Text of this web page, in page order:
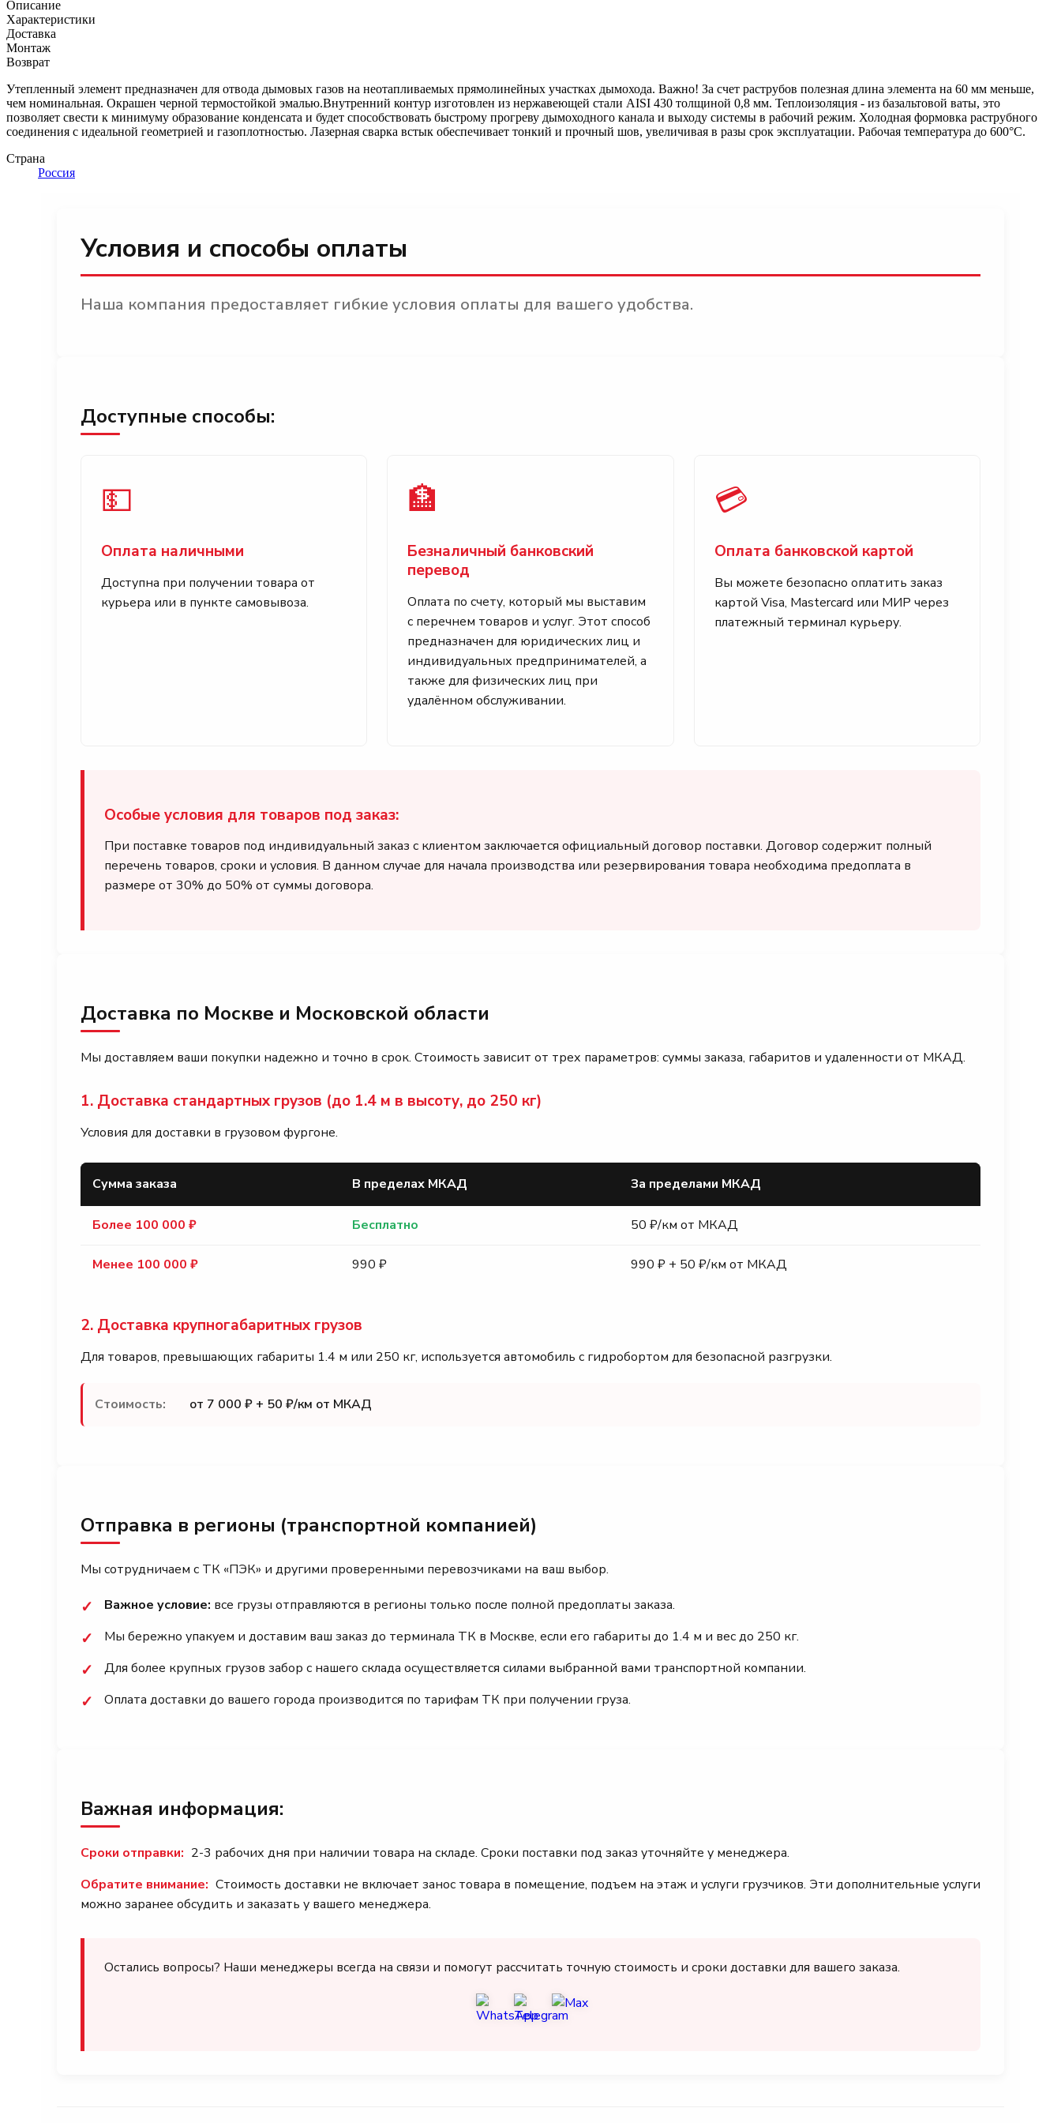
Описание
Характеристики
Доставка
Монтаж
Возврат
Утепленный элемент предназначен для отвода дымовых газов на неотапливаемых прямолинейных участках дымохода. Важно! За счет раструбов полезная длина элемента на 60 мм меньше,
чем номинальная. Окрашен черной термостойкой эмалью.Внутренний контур изготовлен из нержавеющей стали AISI 430 толщиной 0,8 мм. Теплоизоляция - из базальтовой ваты, это
позволяет свести к минимуму образование конденсата и будет способствовать быстрому прогреву дымоходного канала и выходу системы в рабочий режим. Холодная формовка раструбного
соединения с идеальной геометрией и газоплотностью. Лазерная сварка встык обеспечивает тонкий и прочный шов, увеличивая в разы срок эксплуатации. Рабочая температура до 600°С.
Страна
Россия
Условия и способы оплаты
Наша компания предоставляет гибкие условия оплаты для вашего удобства.
Доступные способы:
💵
Оплата наличными
Доступна при получении товара от
курьера или в пункте самовывоза.
🏦
Безналичный банковский
перевод
Оплата по счету, который мы выставим
с перечнем товаров и услуг. Этот способ
предназначен для юридических лиц и
индивидуальных предпринимателей, а
также для физических лиц при
удалённом обслуживании.
💳
Оплата банковской картой
Вы можете безопасно оплатить заказ
картой Visa, Mastercard или МИР через
платежный терминал курьеру.
Особые условия для товаров под заказ:
При поставке товаров под индивидуальный заказ с клиентом заключается официальный договор поставки. Договор содержит полный
перечень товаров, сроки и условия. В данном случае для начала производства или резервирования товара необходима предоплата в
размере от 30% до 50% от суммы договора.
Доставка по Москве и Московской области
Мы доставляем ваши покупки надежно и точно в срок. Стоимость зависит от трех параметров: суммы заказа, габаритов и удаленности от МКАД.
1. Доставка стандартных грузов (до 1.4 м в высоту, до 250 кг)
Условия для доставки в грузовом фургоне.
Сумма заказа В пределах МКАД За пределами МКАД
Более 100 000 ₽ Бесплатно 50 ₽/км от МКАД
Менее 100 000 ₽ 990 ₽ 990 ₽ + 50 ₽/км от МКАД
2. Доставка крупногабаритных грузов
Для товаров, превышающих габариты 1.4 м или 250 кг, используется автомобиль с гидробортом для безопасной разгрузки.
Стоимость: от 7 000 ₽ + 50 ₽/км от МКАД
Отправка в регионы (транспортной компанией)
Мы сотрудничаем с ТК «ПЭК» и другими проверенными перевозчиками на ваш выбор.
✓ Важное условие: все грузы отправляются в регионы только после полной предоплаты заказа.
✓ Мы бережно упакуем и доставим ваш заказ до терминала ТК в Москве, если его габариты до 1.4 м и вес до 250 кг.
✓ Для более крупных грузов забор с нашего склада осуществляется силами выбранной вами транспортной компании.
✓ Оплата доставки до вашего города производится по тарифам ТК при получении груза.
Важная информация:
Сроки отправки: 2-3 рабочих дня при наличии товара на складе. Сроки поставки под заказ уточняйте у менеджера.
Обратите внимание: Стоимость доставки не включает занос товара в помещение, подъем на этаж и услуги грузчиков. Эти дополнительные услуги
можно заранее обсудить и заказать у вашего менеджера.
Остались вопросы? Наши менеджеры всегда на связи и помогут рассчитать точную стоимость и сроки доставки для вашего заказа.